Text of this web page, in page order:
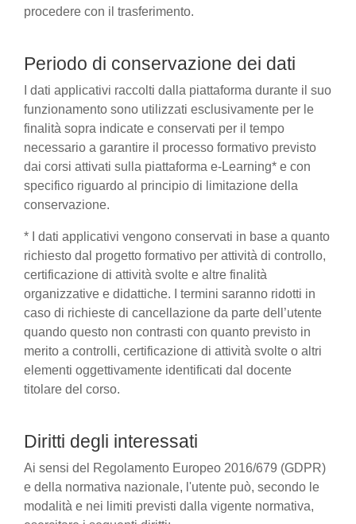
procedere con il trasferimento.
Periodo di conservazione dei dati
I dati applicativi raccolti dalla piattaforma durante il suo
funzionamento sono utilizzati esclusivamente per le
finalità sopra indicate e conservati per il tempo
necessario a garantire il processo formativo previsto
dai corsi attivati sulla piattaforma e-Learning* e con
specifico riguardo al principio di limitazione della
conservazione.
* I dati applicativi vengono conservati in base a quanto
richiesto dal progetto formativo per attività di controllo,
certificazione di attività svolte e altre finalità
organizzative e didattiche. I termini saranno ridotti in
caso di richieste di cancellazione da parte dell’utente
quando questo non contrasti con quanto previsto in
merito a controlli, certificazione di attività svolte o altri
elementi oggettivamente identificati dal docente
titolare del corso.
Diritti degli interessati
Ai sensi del Regolamento Europeo 2016/679 (GDPR)
e della normativa nazionale, l'utente può, secondo le
modalità e nei limiti previsti dalla vigente normativa,